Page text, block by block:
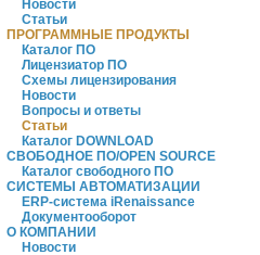
Новости
Статьи
ПРОГРАММНЫЕ ПРОДУКТЫ
Каталог ПО
Лицензиатор ПО
Схемы лицензирования
Новости
Вопросы и ответы
Статьи
Каталог DOWNLOAD
СВОБОДНОЕ ПО/OPEN SOURCE
Каталог свободного ПО
СИСТЕМЫ АВТОМАТИЗАЦИИ
ERP-система iRenaissance
Документооборот
О КОМПАНИИ
Новости